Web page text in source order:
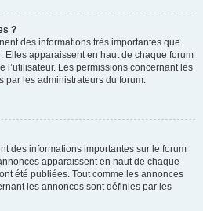
?
des informations très importantes que
Elles apparaissent en haut de chaque forum
l’utilisateur. Les permissions concernant les
par les administrateurs du forum.
des informations importantes sur le forum
apparaissent en haut de chaque
été publiées. Tout comme les annonces
les annonces sont définies par les